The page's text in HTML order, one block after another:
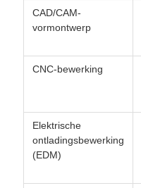
CAD/CAM-
vormontwerp
CNC-bewerking
Elektrische
ontladingsbewerking
(EDM)